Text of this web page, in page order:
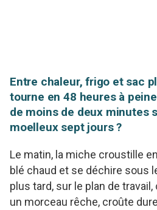
Entre chaleur, frigo et sac
tourne en 48 heures à
de moins de deux minutes
moelleux sept jours ?
Le matin, la miche croustille
blé chaud et se déchire sous
plus tard, sur le plan de
un morceau rêche, croûte